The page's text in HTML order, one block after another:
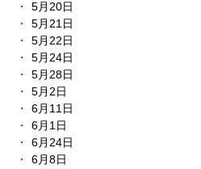
5月20日
5月21日
5月22日
5月24日
5月28日
5月2日
6月11日
6月1日
6月24日
6月8日